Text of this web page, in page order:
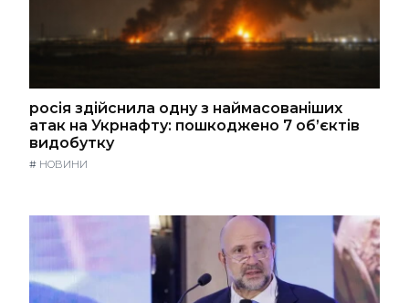
росія здійснила одну з наймасованіших
атак на Укрнафту: пошкоджено 7 об’єктів
видобутку
# НОВИНИ